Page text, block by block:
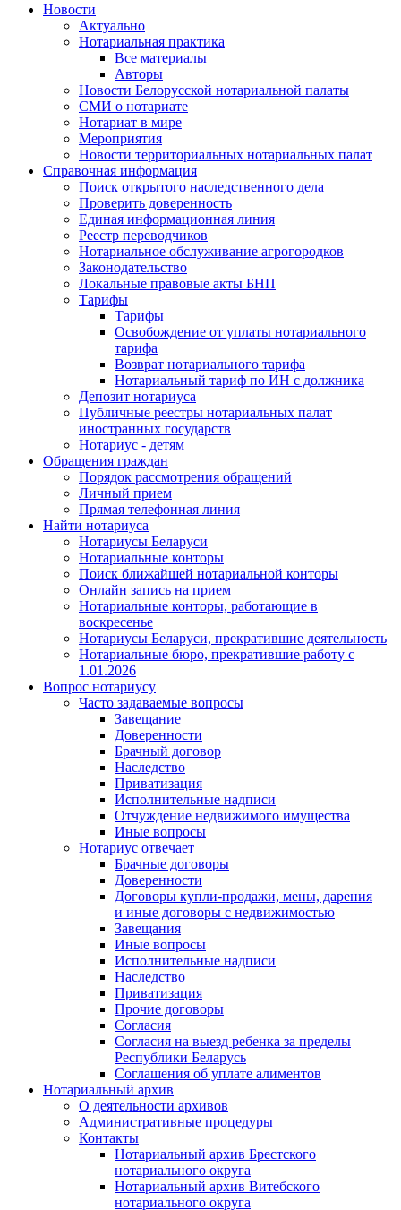
Новости
Актуально
Нотариальная практика
Все материалы
Авторы
Новости Белорусской нотариальной палаты
СМИ о нотариате
Нотариат в мире
Мероприятия
Новости территориальных нотариальных палат
Справочная информация
Поиск открытого наследственного дела
Проверить доверенность
Единая информационная линия
Реестр переводчиков
Нотариальное обслуживание агрогородков
Законодательство
Локальные правовые акты БНП
Тарифы
Тарифы
Освобождение от уплаты нотариального
тарифа
Возврат нотариального тарифа
Нотариальный тариф по ИН с должника
Депозит нотариуса
Публичные реестры нотариальных палат
иностранных государств
Нотариус - детям
Обращения граждан
Порядок рассмотрения обращений
Личный прием
Прямая телефонная линия
Найти нотариуса
Нотариусы Беларуси
Нотариальные конторы
Поиск ближайшей нотариальной конторы
Онлайн запись на прием
Нотариальные конторы, работающие в
воскресенье
Нотариусы Беларуси, прекратившие деятельность
Нотариальные бюро, прекратившие работу с
1.01.2026
Вопрос нотариусу
Часто задаваемые вопросы
Завещание
Доверенности
Брачный договор
Наследство
Приватизация
Исполнительные надписи
Отчуждение недвижимого имущества
Иные вопросы
Нотариус отвечает
Брачные договоры
Доверенности
Договоры купли-продажи, мены, дарения
и иные договоры с недвижимостью
Завещания
Иные вопросы
Исполнительные надписи
Наследство
Приватизация
Прочие договоры
Согласия
Согласия на выезд ребенка за пределы
Республики Беларусь
Соглашения об уплате алиментов
Нотариальный архив
О деятельности архивов
Административные процедуры
Контакты
Нотариальный архив Брестского
нотариального округа
Нотариальный архив Витебского
нотариального округа